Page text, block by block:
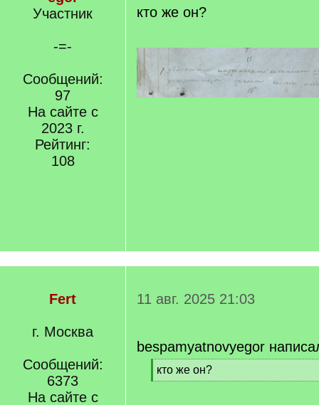
Участник
-=-
Сообщений:
97
На сайте с
2023 г.
Рейтинг:
108
кто же он?
Fert
г. Москва
Сообщений:
6373
На сайте с
11 авг. 2025 21:03
bespamyatnovyegor
[
q
кто же он?
[